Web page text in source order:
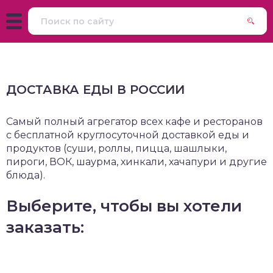
ДОСТАВКА ЕДЫ В РОССИИ
Самый полный агрегатор всех кафе и ресторанов
с бесплатной круглосуточной доставкой еды и
продуктов (суши, роллы, пицца, шашлыки,
пироги, ВОК, шаурма, хинкали, хачапури и другие
блюда).
Выберите, чтобы вы хотели
заказать:
кухня
кухня